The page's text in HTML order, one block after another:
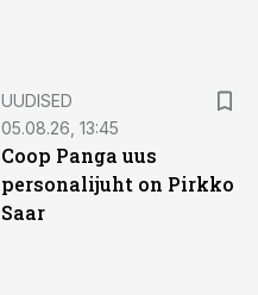
UUDISED
05.08.26, 13:45
Coop Panga uus
personalijuht on Pirkko
Saar